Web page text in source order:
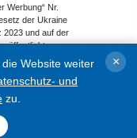
Werbung“ Nr.
der Ukraine
2023 und auf der
ID R40-01421.
Website weiter
und
zu.
×